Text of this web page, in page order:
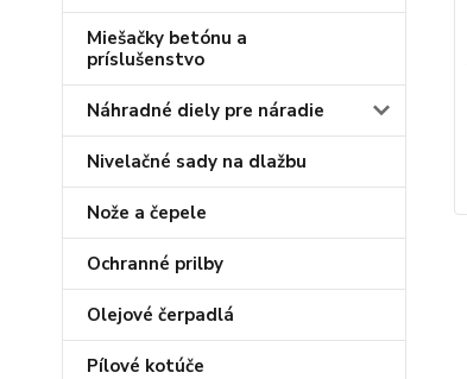
Miešačky betónu a
príslušenstvo
Náhradné diely pre náradie
Nivelačné sady na dlažbu
Nože a čepele
Ochranné prilby
Olejové čerpadlá
Pílové kotúče